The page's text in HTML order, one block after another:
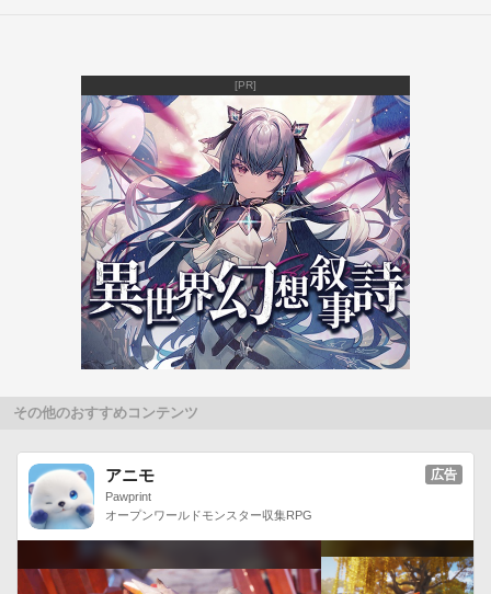
■ゲームのポイント
・「魚屋」が現れたらみっちりねこ達がまぐろを
求めて一斉襲撃。
一気に高得点を稼ぐチャンス！
集めれば集めるほど高得点が狙えるよ！
・コレクションアイテムも充実！
「にゃんこれカード」を集めて、
気になるみっちりねこ達の生態を知ろう！
・操作可能なキャラクターは全部で５０キャラ！
[PR]
その他のおすすめコンテンツ
アニモ
Pawprint
オープンワールドモンスター収集RPG
広告